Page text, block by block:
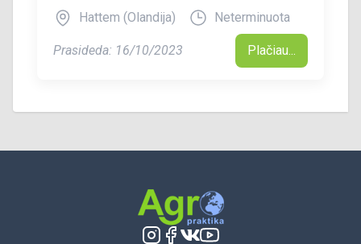
Hattem (Olandija) Neterminuota
Prasideda: 16/10/2023 Plačiau...